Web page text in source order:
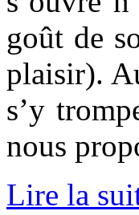
goût de
plaisir).
s’y
nous
Lire la